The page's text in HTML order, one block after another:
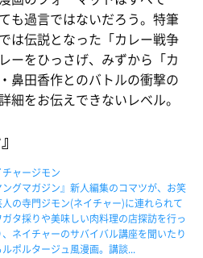
も過言ではないだろう。特筆
は伝説となった「カレー戦争
ーをひっさげ、みずから「カ
鼻田香作とのバトルの衝撃の
細をお伝えできないレベル。
チャージモン
ングマガジン』新人編集のコマツが、お笑
人の寺門ジモン(ネイチャー)に連れられて
ガタ採りや美味しい肉料理の店探訪を行っ
、ネイチャーのサバイバル講座を聞いたり
ルポルタージュ風漫画。講談...